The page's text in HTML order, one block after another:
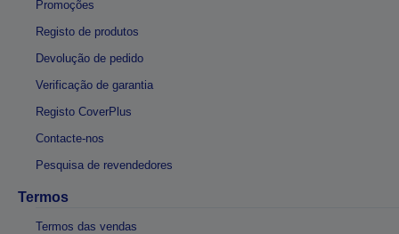
Promoções
Registo de produtos
Devolução de pedido
Verificação de garantia
Registo CoverPlus
Contacte-nos
Pesquisa de revendedores
Termos
Termos das vendas